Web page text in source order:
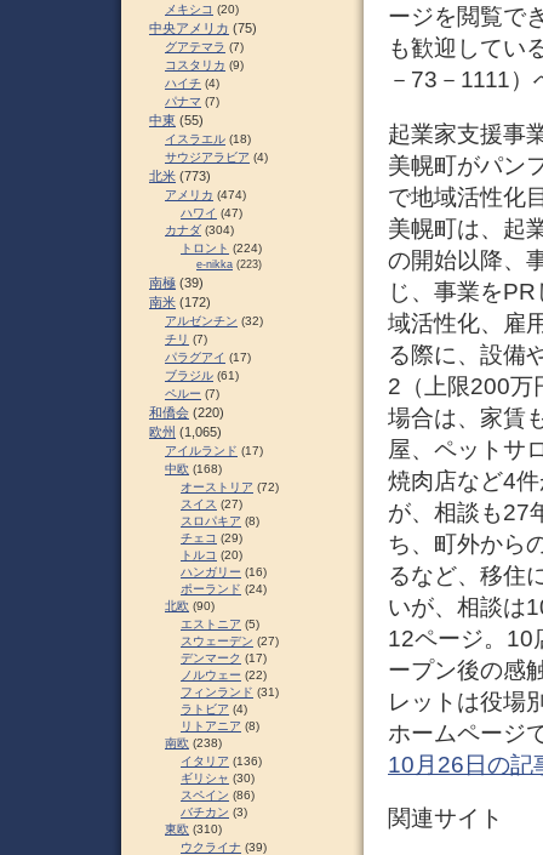
ージを閲覧で
も歓迎してい
－73－1111）
起業家支援事
美幌町がパン
で地域活性化
美幌町は、起
の開始以降、
じ、事業を
域活性化、雇
る際に、設備
2（上限200万
場合は、家賃
屋、ペットサ
焼肉店など4
が、相談も27
ち、町外から
るなど、移住
いが、相談は
12ページ。10
ープン後の感
レットは役場
ホームページ
10月26日の記
関連サイト
メキシコ (20)
中央アメリカ (75)
グアテマラ (7)
コスタリカ (9)
ハイチ (4)
パナマ (7)
中東 (55)
イスラエル (18)
サウジアラビア (4)
北米 (773)
アメリカ (474)
ハワイ (47)
カナダ (304)
トロント (224)
e-nikka (223)
南極 (39)
南米 (172)
アルゼンチン (32)
チリ (7)
パラグアイ (17)
ブラジル (61)
ペルー (7)
和僑会 (220)
欧州 (1,065)
アイルランド (17)
中欧 (168)
オーストリア (72)
スイス (27)
スロパキア (8)
チェコ (29)
トルコ (20)
ハンガリー (16)
ポーランド (24)
北欧 (90)
エストニア (5)
スウェーデン (27)
デンマーク (17)
ノルウェー (22)
フィンランド (31)
ラトビア (4)
リトアニア (8)
南欧 (238)
イタリア (136)
ギリシャ (30)
スペイン (86)
バチカン (3)
東欧 (310)
ウクライナ (39)